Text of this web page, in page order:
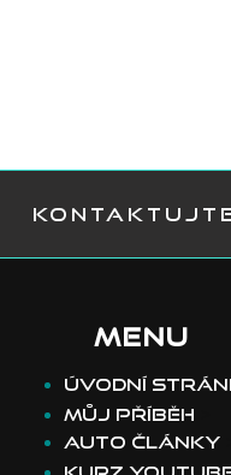
MENU
​Úvodní
Můj příběh
Auto články